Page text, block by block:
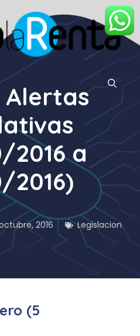
Alertas
2016 a
2016)
2016 Legislacion
(5